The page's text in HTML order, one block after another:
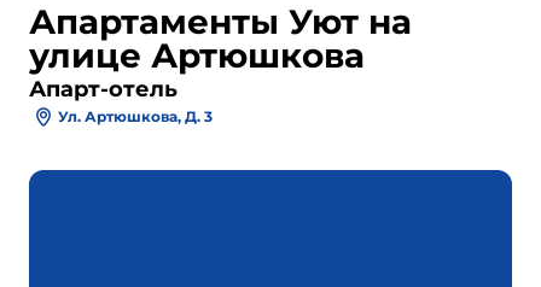
Апартаменты Уют на
улице Артюшкова
Апарт-отель
Ул. Артюшкова, Д. 3